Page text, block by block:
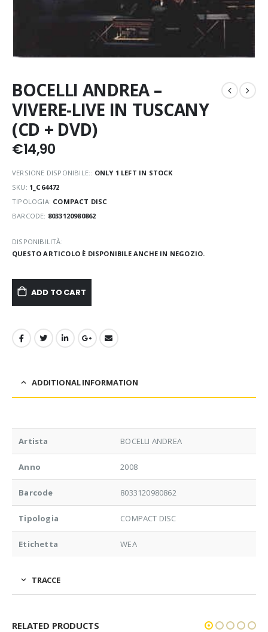
BOCELLI ANDREA –
VIVERE-LIVE IN TUSCANY
(CD + DVD)
€14,90
VERSIONE DISPONIBILE:: ONLY 1 LEFT IN STOCK
SKU: 1_C64472
TIPOLOGIA: COMPACT DISC
BARCODE: 8033120980862
DISPONIBILITÀ:
QUESTO ARTICOLO È DISPONIBILE ANCHE IN NEGOZIO.
ADD TO CART
ADDITIONAL INFORMATION
Artista BOCELLI ANDREA
Anno 2008
Barcode 8033120980862
Tipologia COMPACT DISC
Etichetta WEA
TRACCE
RELATED PRODUCTS